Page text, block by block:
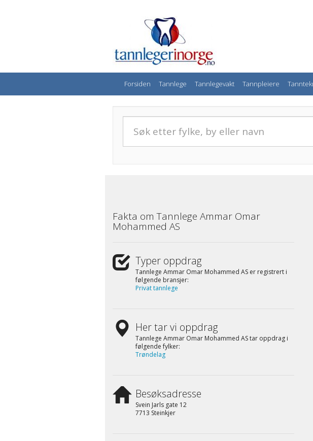
Forsiden Tannlege Tannlegevakt Tannpleiere
Fakta om Tannlege Ammar Omar
Mohammed AS
Typer oppdrag
Tannlege Ammar Omar Mohammed AS er registrert i
følgende bransjer:
Privat tannlege
Her tar vi oppdrag
Tannlege Ammar Omar Mohammed AS tar oppdrag i
følgende fylker:
Trøndelag
Besøksadresse
Svein Jarls gate 12
7713 Steinkjer